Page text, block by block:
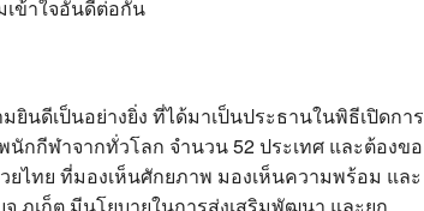
เข้าใจอันดีต่อกัน
ยินดีเป็นอย่างยิ่ง ที่ได้มาเป็นประธานในพิธีเปิดการ
กกีฬาจากทั่วโลก จำนวน 52 ประเทศ และต้องขอ
ไทย ที่มองเห็นศักยภาพ มองเห็นความพร้อม และ